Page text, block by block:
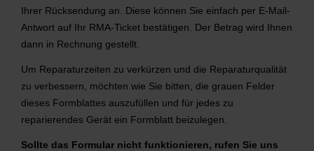
Ihrer Rücksendung an. Diese können Sie einfach per E-Mail-
Antwort auf Ihr RMA-Ticket bestätigen. Der Betrag wird Ihnen
dann in Rechnung gestellt.
Um Reparaturzeiten zu verkürzen und die Reparaturqualität
zu verbessern, möchten wie Sie bitten, die grauen Felder
dieses Formblattes auszufüllen und für jedes zu
reparierendes Gerät ein Formblatt beizulegen.
Sollte das Formular nicht funktionieren, rufen Sie uns